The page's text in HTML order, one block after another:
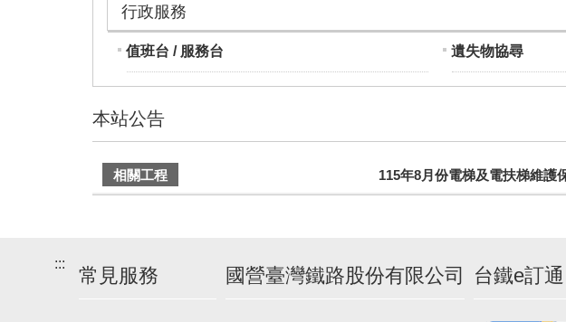
行政服務
值班台 / 服務台 遺失物協尋
本站公告
建
議
次
相關工程 115年8月份電梯及電扶梯維護
:::
常見服務 國營臺灣鐵路股份有限公司 台鐵e訂通